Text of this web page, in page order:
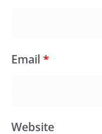
Email*
Website